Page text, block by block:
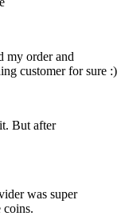
my order and
customer for sure :)
But after
was super
coins.